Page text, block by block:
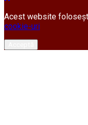
Acest website
cookie-uri